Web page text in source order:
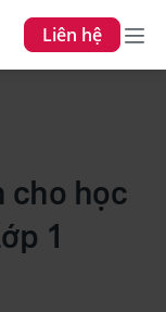
Liên hệ
cho học
1